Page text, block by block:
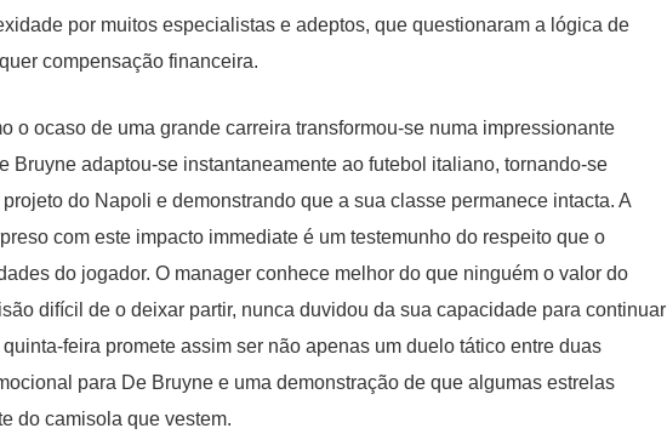
por muitos especialistas e adeptos, que questionaram a lógica de
compensação financeira.
o ocaso de uma grande carreira transformou-se numa impressionante
Bruyne adaptou-se instantaneamente ao futebol italiano, tornando-se
do Napoli e demonstrando que a sua classe permanece intacta. A
com este impacto immediate é um testemunho do respeito que o
do jogador. O manager conhece melhor do que ninguém o valor do
difícil de o deixar partir, nunca duvidou da sua capacidade para continuar
feira promete assim ser não apenas um duelo tático entre duas
para De Bruyne e uma demonstração de que algumas estrelas
do camisola que vestem.